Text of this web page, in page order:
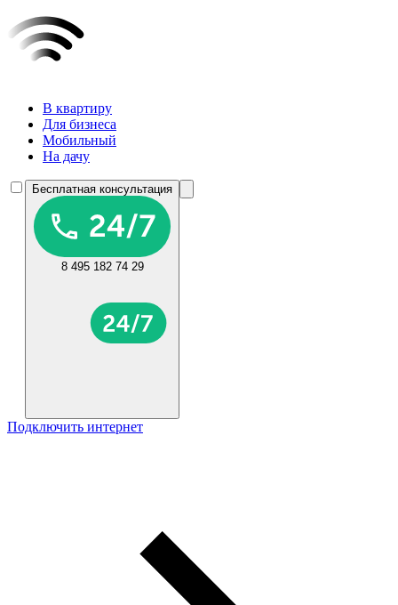
В квартиру
Для бизнеса
Мобильный
На дачу
Бесплатная консультация
8 495 182 74 29
Подключить интернет